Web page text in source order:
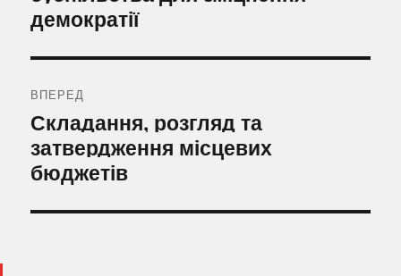
демократії
ВПЕРЕД
Наступний
запис:
Складання, розгляд та
затвердження місцевих
бюджетів